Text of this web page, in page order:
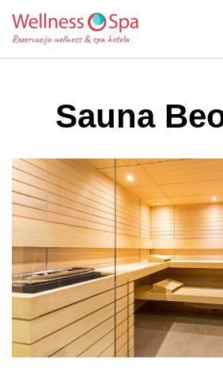
Sauna